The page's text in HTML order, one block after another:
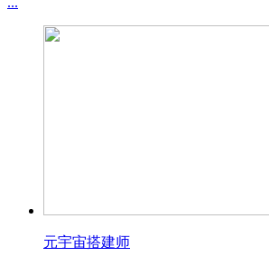
元宇宙搭建师